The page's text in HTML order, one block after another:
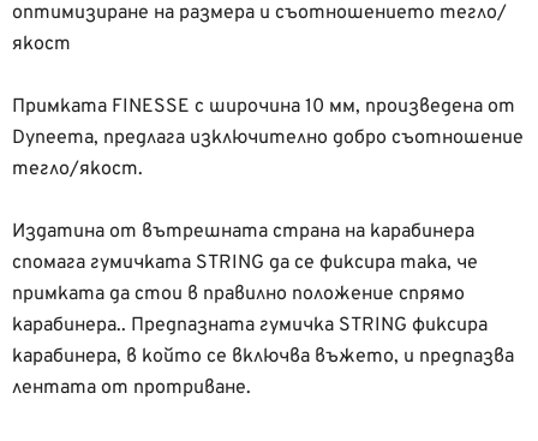
оптимизиране на размера и съотношението тегло/
якост
Примката FINESSE с широчина 10 мм, произведена от
Dyneema, предлага изключително добро съотношение
тегло/якост.
Издатина от вътрешната страна на карабинера
спомага гумичката STRING да се фиксира така, че
примката да стои в правилно положение спрямо
карабинера.. Предпазната гумичка STRING фиксира
карабинера, в който се включва въжето, и предпазва
лентата от протриване.